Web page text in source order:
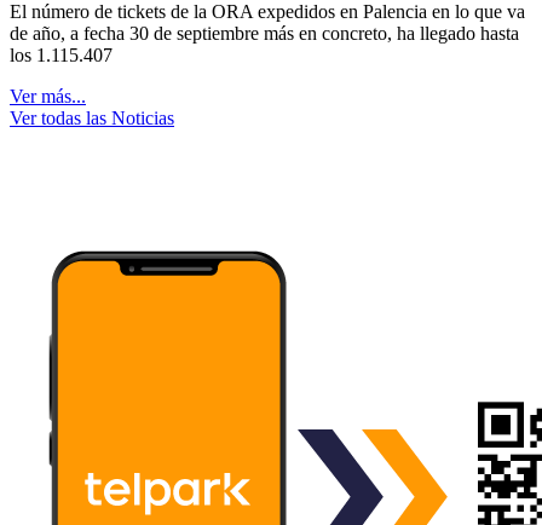
El número de tickets de la ORA expedidos en Palencia en lo que va
de año, a fecha 30 de septiembre más en concreto, ha llegado hasta
los 1.115.407
Ver más...
Ver todas las Noticias